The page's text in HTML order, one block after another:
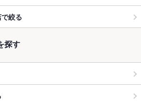
絞る
探す